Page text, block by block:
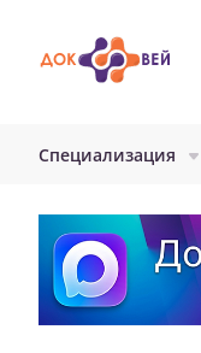
основному
содержанию
Специализация